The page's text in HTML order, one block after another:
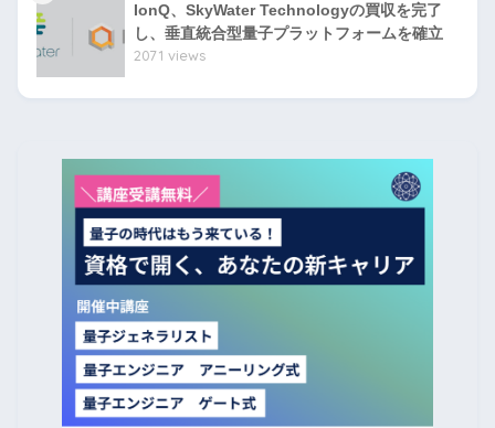
IonQ、SkyWater Technologyの買収を完了
し、垂直統合型量子プラットフォームを確立
2071 views